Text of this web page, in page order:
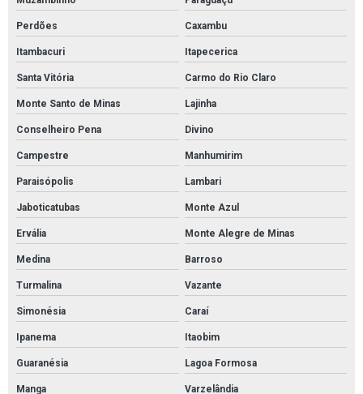
Manta de absorção de óleo
Manta de contenção de óleo
Manta para absorver óleo
Mantas absorvente de óleo e derivados
Cordão absorvente para líquidos agressivos
Tubolit manta isolante
Tubolit para isolamento de tubulação
Tubolit tubos isolantes
Perdões Caxambu
Itambacuri Itapecerica
Santa Vitória Carmo do Rio Claro
Monte Santo de Minas Lajinha
Conselheiro Pena Divino
Campestre Manhumirim
Paraisópolis Lambari
Jaboticatubas Monte Azul
Ervália Monte Alegre de Minas
Medina Barroso
Turmalina Vazante
Simonésia Caraí
Ipanema Itaobim
Guaranésia Lagoa Formosa
Manga Varzelândia